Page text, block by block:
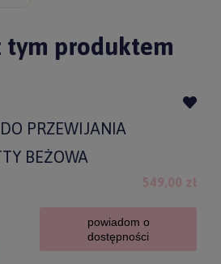
tym produktem
PRZEWIJANIA
BEŻOWA
549,00 zł
powiadom o
dostępności